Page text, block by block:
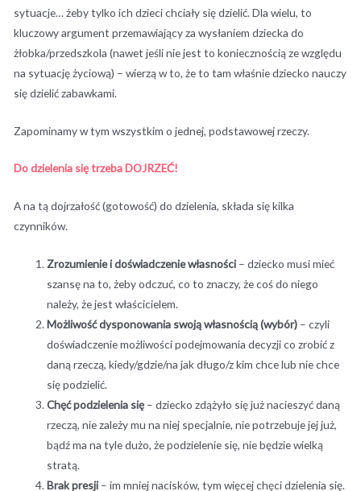
sytuacje… żeby tylko ich dzieci chciały się dzielić. Dla wielu, to
kluczowy argument przemawiający za wysłaniem dziecka do
żłobka/przedszkola (nawet jeśli nie jest to koniecznością ze względu
na sytuację życiową) – wierzą w to, że to tam właśnie dziecko nauczy
się dzielić zabawkami.
Zapominamy w tym wszystkim o jednej, podstawowej rzeczy.
Do dzielenia się trzeba DOJRZEĆ!
A na tą dojrzałość (gotowość) do dzielenia, składa się kilka
czynników.
Zrozumienie i doświadczenie własności – dziecko musi mieć
szansę na to, żeby odczuć, co to znaczy, że coś do niego
należy, że jest właścicielem.
Możliwość dysponowania swoją własnością (wybór) – czyli
doświadczenie możliwości podejmowania decyzji co zrobić z
daną rzeczą, kiedy/gdzie/na jak długo/z kim chce lub nie chce
się podzielić.
Chęć podzielenia się – dziecko zdążyło się już nacieszyć daną
rzeczą, nie zależy mu na niej specjalnie, nie potrzebuje jej już,
bądź ma na tyle dużo, że podzielenie się, nie będzie wielką
stratą.
Brak presji – im mniej nacisków, tym więcej chęci dzielenia się.